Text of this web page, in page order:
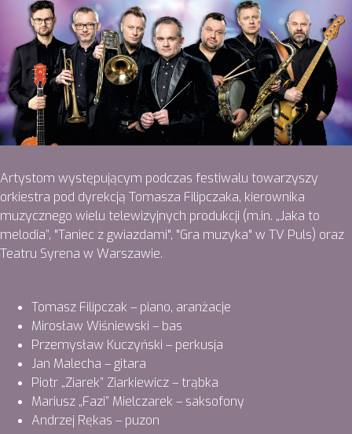
Artystom występującym podczas festiwalu towarzyszy
orkiestra pod dyrekcją Tomasza Filipczaka, kierownika
muzycznego wielu telewizyjnych produkcji (m.in. „Jaka to
melodia”, "Taniec z gwiazdami", "Gra muzyka" w TV Puls) oraz
Teatru Syrena w Warszawie.
Tomasz Filipczak – piano, aranżacje
Mirosław Wiśniewski – bas
Przemysław Kuczyński – perkusja
Jan Malecha – gitara
Piotr „Ziarek” Ziarkiewicz – trąbka
Mariusz „Fazi” Mielczarek – saksofony
Andrzej Rękas – puzon